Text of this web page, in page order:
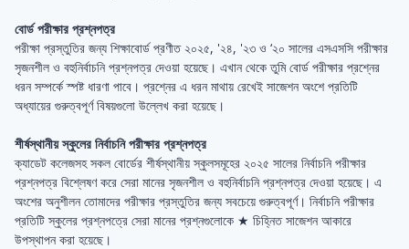
বোর্ড পরীক্ষার প্রশ্নপত্র
পরীক্ষা প্রস্তুতির জন্য শিক্ষাবোর্ড প্রণীত ২০২৫, '২৪, '২৩ ও ‘২০ সালের এসএসসি পরীক্ষার
সৃজনশীল ও বহুনির্বাচনি প্রশ্নপত্র দেওয়া হয়েছে। এখান থেকে তুমি বোর্ড পরীক্ষার প্রশ্নের
ধরন সম্পর্কে স্পষ্ট ধারণা পাবে। প্রশ্নের এ ধরন মাথায় রেখেই সাজেশন অংশে প্রতিটি
অধ্যায়ের গুরুত্বপূর্ণ বিষয়গুলো উল্লেখ করা হয়েছে।
শীর্ষস্থানীয় স্কুলের নির্বাচনি পরীক্ষার প্রশ্নপত্র
ক্যাডেট কলেজসহ সকল বোর্ডের শীর্ষস্থানীয় স্কুলসমূহের ২০২৫ সালের নির্বাচনি পরীক্ষার
প্রশ্নপত্র বিশ্লেষণ করে সেরা মানের সৃজনশীল ও বহুনির্বাচনি প্রশ্নপত্র দেওয়া হয়েছে। এ
অংশের অনুশীলন তোমাদের পরীক্ষার প্রস্তুতির জন্য সবচেয়ে গুরুত্বপূর্ণ। নির্বাচনি পরীক্ষার
প্রতিটি স্কুলের প্রশ্নপত্রে সেরা মানের প্রশ্নগুলোকে ★ চিহ্নিত সাজেশন আকারে
উপস্থাপন করা হয়েছে।